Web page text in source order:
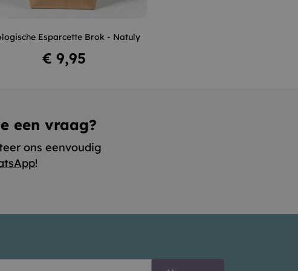
Esparcette Brok - Natuly
Prijs
€ 9,95
+
In winkelwagen
een vraag?
ons eenvoudig
!